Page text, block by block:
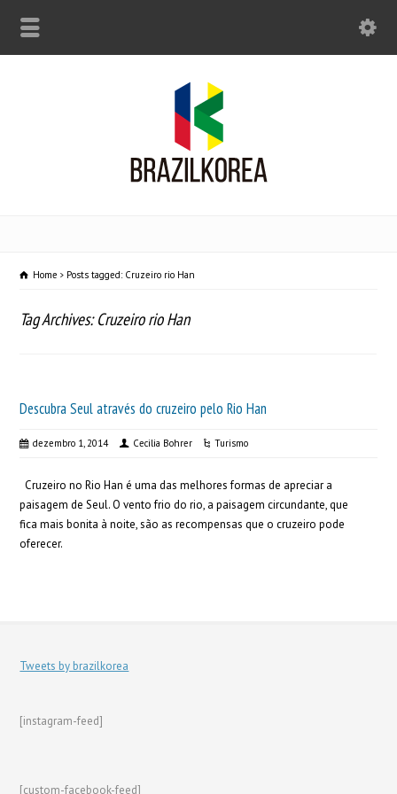
Home Posts tagged: Cruzeiro rio Han
Tag Archives: Cruzeiro rio Han
Descubra Seul através do cruzeiro pelo Rio Han
dezembro 1, 2014 Cecilia Bohrer Turismo
Cruzeiro no Rio Han é uma das melhores formas de apreciar a
paisagem de Seul. O vento frio do rio, a paisagem circundante, que
fica mais bonita à noite, são as recompensas que o cruzeiro pode
oferecer.
Tweets by brazilkorea
[instagram-feed]
[custom-facebook-feed]